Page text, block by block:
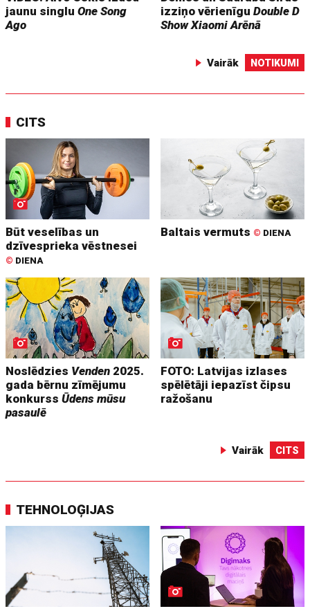
jaunu singluOne Song
Ago
izziņo vērienīguDouble D
Show Xiaomi Arēnā
Vairāk NOTIKUMI
CITS
Būt veselības un
dzīvesprieka vēstnesei
© DIENA
Baltais vermuts © DIENA
Noslēdzies Venden 2025.
gada bērnu zīmējumu
konkurssŪdens mūsu
pasaulē
FOTO: Latvijas izlases
spēlētāji iepazīst čipsu
ražošanu
Vairāk CITS
TEHNOLOĢIJAS